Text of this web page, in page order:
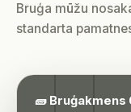
Bruģa mūžu
standarta
🧱 Bruģakmens